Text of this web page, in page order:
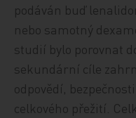
podáván buď
nebo samotný
studií bylo porovnat
sekundární cíle
odpovědí,
celkového přežití.